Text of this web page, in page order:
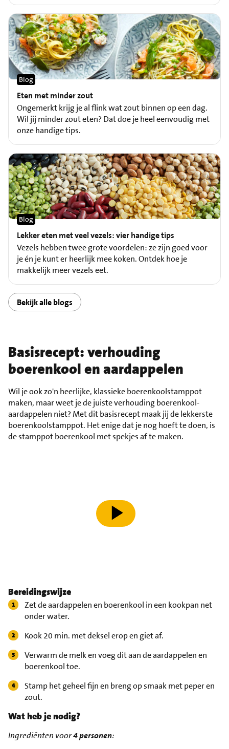
Eten met minder zout
Blog
Ongemerkt krijg je al flink wat zout binnen op een dag.
Wil jij minder zout eten? Dat doe je heel eenvoudig met
onze handige tips.
Lekker eten met veel vezels: vier handige tips
Blog
Vezels hebben twee grote voordelen: ze zijn goed voor
je én je kunt er heerlijk mee koken. Ontdek hoe je
makkelijk meer vezels eet.
Bekijk alle blogs
Basisrecept: verhouding
boerenkool en aardappelen
Wil je ook zo'n heerlijke, klassieke boerenkoolstamppot
maken, maar weet je de juiste verhouding boerenkool-
aardappelen niet? Met dit basisrecept maak jij de lekkerste
boerenkoolstamppot. Het enige dat je nog hoeft te doen, is
de stamppot boerenkool met spekjes af te maken.
speel video af
Bereidingswijze
Zet de aardappelen en boerenkool in een kookpan net
onder water.
Kook 20 min. met deksel erop en giet af.
Verwarm de melk en voeg dit aan de aardappelen en
boerenkool toe.
Stamp het geheel fijn en breng op smaak met peper en
zout.
Wat heb je nodig?
Ingrediënten voor4 personen: